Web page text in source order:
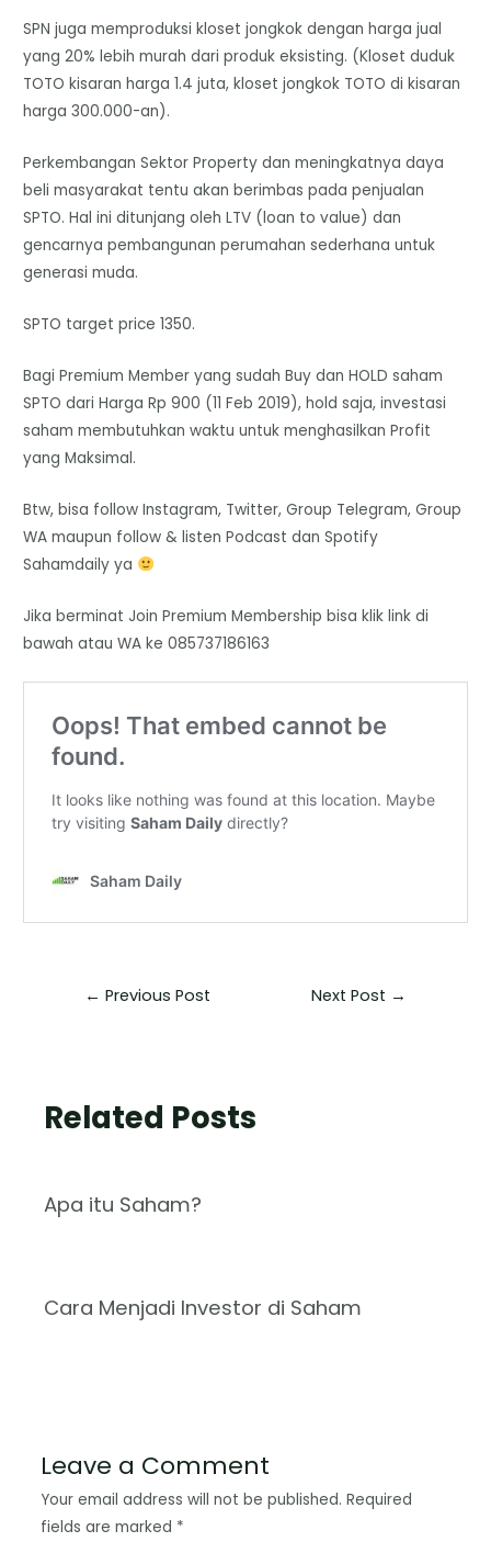
SPN juga memproduksi kloset jongkok dengan harga jual
yang 20% lebih murah dari produk eksisting. (Kloset duduk
TOTO kisaran harga 1.4 juta, kloset jongkok TOTO di kisaran
harga 300.000-an).
Perkembangan Sektor Property dan meningkatnya daya
beli masyarakat tentu akan berimbas pada penjualan
SPTO. Hal ini ditunjang oleh LTV (loan to value) dan
gencarnya pembangunan perumahan sederhana untuk
generasi muda.
SPTO target price 1350.
Bagi Premium Member yang sudah Buy dan HOLD saham
SPTO dari Harga Rp 900 (11 Feb 2019), hold saja, investasi
saham membutuhkan waktu untuk menghasilkan Profit
yang Maksimal.
Btw, bisa follow Instagram, Twitter, Group Telegram, Group
WA maupun follow & listen Podcast dan Spotify
Sahamdaily ya
Jika berminat Join Premium Membership bisa klik link di
bawah atau WA ke 085737186163
← Previous Post Next Post →
Related Posts
Apa itu Saham?
Cara Menjadi Investor di Saham
Leave a Comment
Your email address will not be published. Required
fields are marked *